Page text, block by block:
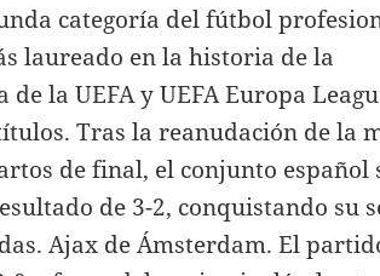
categoría del fútbol
laureado en la historia de la
la UEFA y UEFA Europa
Tras la reanudación de la
de final, el conjunto español
de 3-2, conquistando su
Ajax de Ámsterdam. El